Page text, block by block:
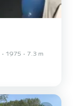
1975
7.3 m